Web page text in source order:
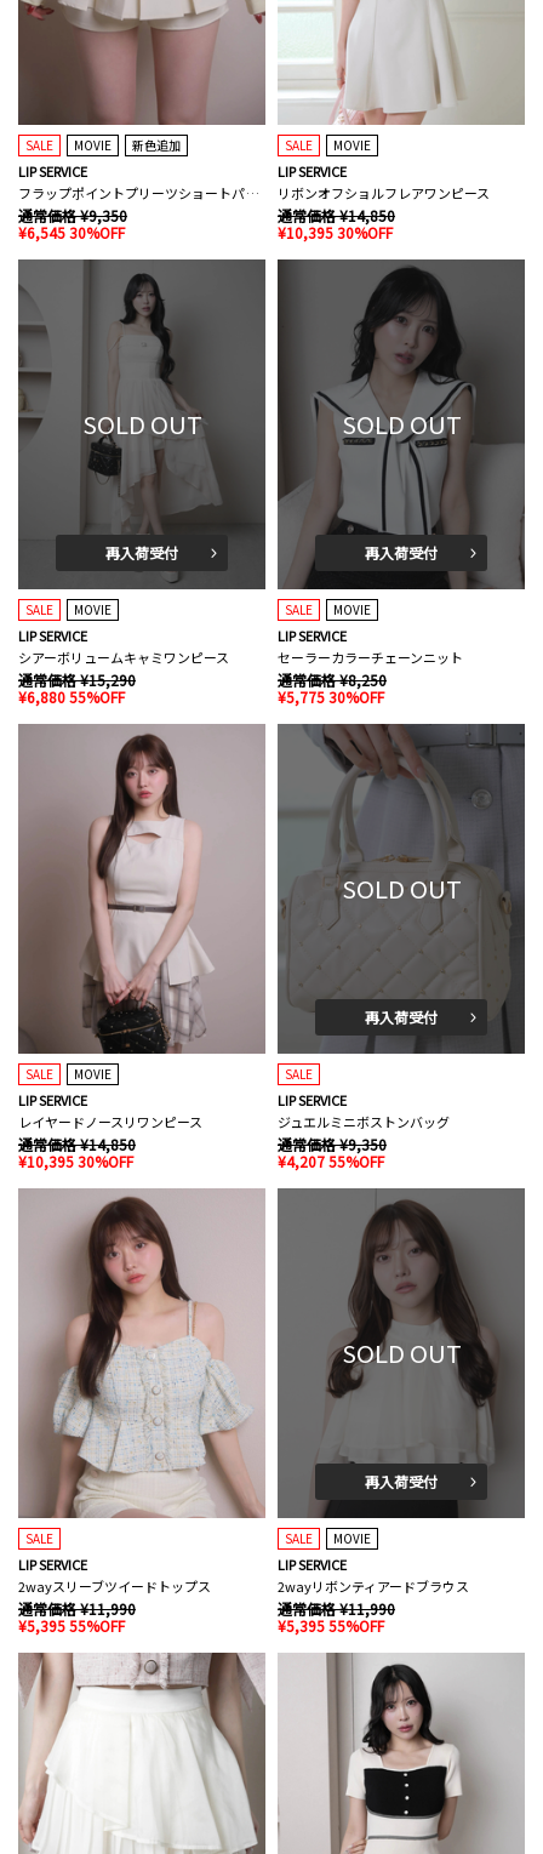
SALE MOVIE 新色追加
LIP SERVICE
フラップポイントプリーツショートパンツ
通常価格 ¥9,350
¥6,545 30%OFF
SALE MOVIE
LIP SERVICE
リボンオフショルフレアワンピース
通常価格 ¥14,850
¥10,395 30%OFF
SOLD OUT
再入荷受付
SALE MOVIE
LIP SERVICE
シアーボリュームキャミワンピース
通常価格 ¥15,290
¥6,880 55%OFF
SOLD OUT
再入荷受付
SALE MOVIE
LIP SERVICE
セーラーカラーチェーンニット
通常価格 ¥8,250
¥5,775 30%OFF
SALE MOVIE
LIP SERVICE
レイヤードノースリワンピース
通常価格 ¥14,850
¥10,395 30%OFF
SOLD OUT
再入荷受付
SALE
LIP SERVICE
ジュエルミニボストンバッグ
通常価格 ¥9,350
¥4,207 55%OFF
SALE
LIP SERVICE
2wayスリーブツイードトップス
通常価格 ¥11,990
¥5,395 55%OFF
SOLD OUT
再入荷受付
SALE MOVIE
LIP SERVICE
2wayリボンティアードブラウス
通常価格 ¥11,990
¥5,395 55%OFF